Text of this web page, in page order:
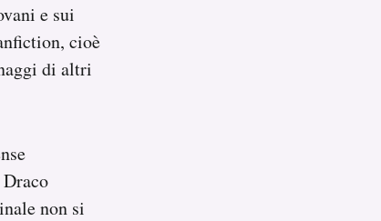
e sui
cioè
di altri
non si